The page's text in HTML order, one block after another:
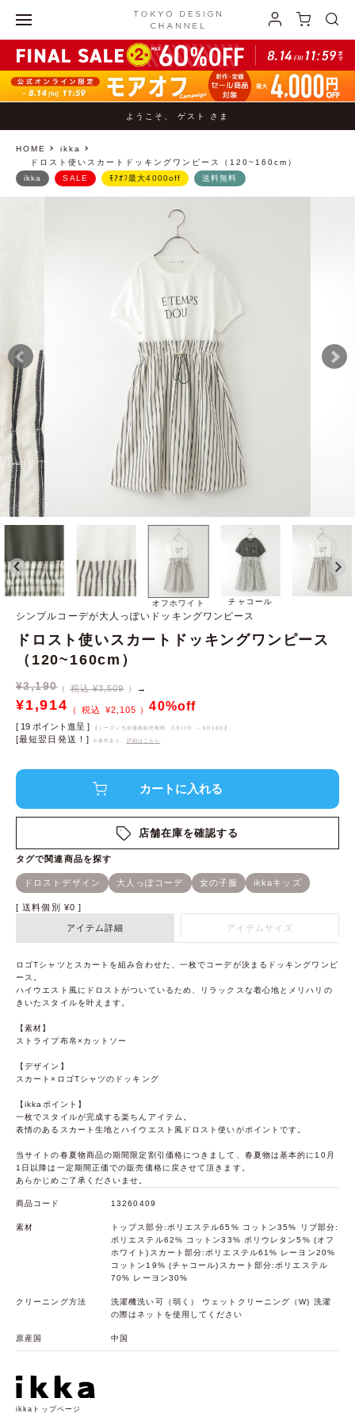
ようこそ、 ゲスト さま
HOME
ikka
ドロスト使いスカートドッキングワンピース（120~160cm）
オフホワイト チャコール
ikka SALE ﾓｱｵﾌ最大4000off 送料無料
シンプルコーデが大人っぽいドッキングワンピース
ドロスト使いスカートドッキングワンピース
（120~160cm）
¥3,190 税込 ¥3,509 →
¥1,914 ¥2,105 40%off
[ 19 ポイント進呈 ] 【シーズン当初価格販売期間3月17日 ～ 6月18日 】
[最短翌日発送！] ※条件あり、 詳細はこちら
店舗在庫を確認する
送料個別 ¥0
アイテム詳細 アイテムサイズ
ロゴTシャツとスカートを組み合わせた、一枚でコーデが決まるドッキングワンピ
ース。
ハイウエスト風にドロストがついているため、リラックスな着心地とメリハリの
きいたスタイルを叶えます。
【素材】
ストライプ布帛×カットソー
【デザイン】
スカート×ロゴTシャツのドッキング
【ikkaポイント】
一枚でスタイルが完成する楽ちんアイテム。
表情のあるスカート生地とハイウエスト風ドロスト使いがポイントです。
当サイトの春夏物商品の期間限定割引価格につきまして、春夏物は基本的に10月
1日以降は一定期間正価での販売価格に戻させて頂きます。
あらかじめご了承くださいませ。
商品コード 13260409
素材
トップス部分:ポリエステル65% コットン35% リブ部分:
ポリエステル62% コットン33% ポリウレタン5% (オフ
ホワイト)スカート部分:ポリエステル61% レーヨン20%
コットン19% (チャコール)スカート部分:ポリエステル
70% レーヨン30%
クリーニング方法
洗濯機洗い可（弱く） ウェットクリーニング（W) 洗濯
の際はネットを使用してください
原産国 中国
ikkaトップページ